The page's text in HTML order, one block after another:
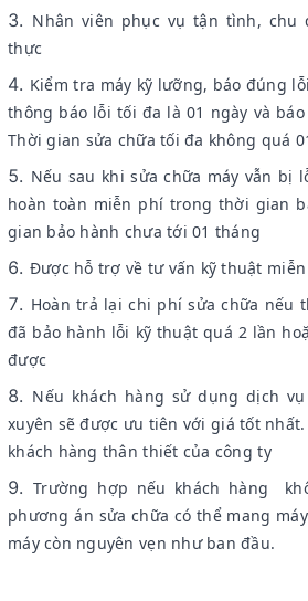
Nhân viên phục vụ tận tình, chu
thực
Kiểm tra máy kỹ lưỡng, báo đúng
thông báo lỗi tối đa là 01 ngày và
Thời gian sửa chữa tối đa không quá
Nếu sau khi sửa chữa máy vẫn bị
hoàn toàn miễn phí trong thời gian
gian bảo hành chưa tới 01 tháng
Được hỗ trợ về tư vấn kỹ thuật
Hoàn trả lại chi phí sửa chữa nếu
đã bảo hành lỗi kỹ thuật quá 2 lần
được
Nếu khách hàng sử dụng dịch
xuyên sẽ được ưu tiên với giá tốt nhất.
khách hàng thân thiết của công ty
Trường hợp nếu khách hàng
phương án sửa chữa có thể mang
máy còn nguyên vẹn như ban đầu.